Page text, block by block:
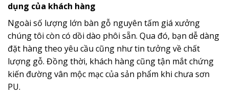
dụng của khách hàng
Ngoài số lượng lớn bàn gỗ nguyên tấm giá xưởng
chúng tôi còn có dồi dào phôi sẵn. Qua đó, bạn dễ dàng
đặt hàng theo yêu cầu cũng như tin tưởng về chất
lượng gỗ. Đồng thời, khách hàng cũng tận mắt chứng
kiến đường vân mộc mạc của sản phẩm khi chưa sơn
PU.